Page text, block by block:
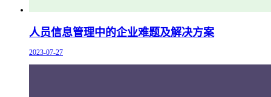
人员信息管理中的企业难题及解决方案
2023-07-27